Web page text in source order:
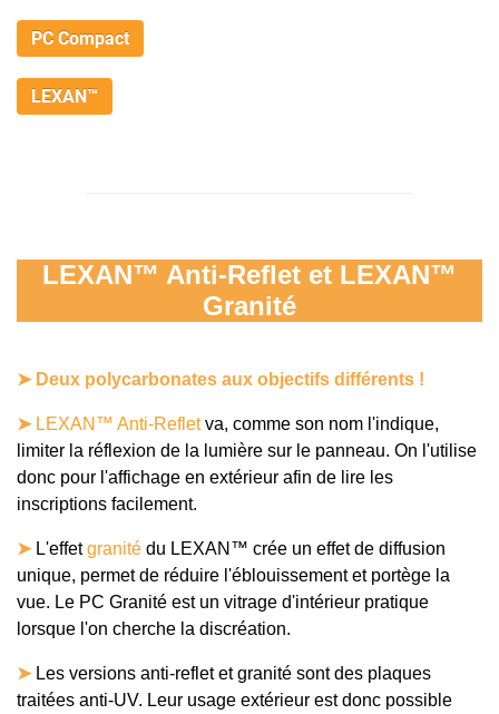
PC Compact
LEXAN™
LEXAN™ Anti-Reflet et LEXAN™
Granité
➤ Deux polycarbonates aux objectifs différents !
➤ LEXAN™ Anti-Refletva, comme son nom l'indique,
limiter la réflexion de la lumière sur le panneau. On l'utilise
donc pour l'affichage en extérieur afin de lire les
inscriptions facilement.
➤ L'effetgranité du LEXAN™ crée un effet de diffusion
unique, permet de réduire l'éblouissement et portège la
vue. Le PC Granité est un vitrage d'intérieur pratique
lorsque l'on cherche la discréation.
➤ Les versions anti-reflet et granité sont des plaques
traitées anti-UV. Leur usage extérieur est donc possible